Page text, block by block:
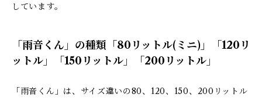
しています。
「雨音くん」の種類「80リットル(ミニ)」「120リ
ットル」「150リットル」「200リットル」
「雨音くん」は、サイズ違いの80、120、150、200リットル